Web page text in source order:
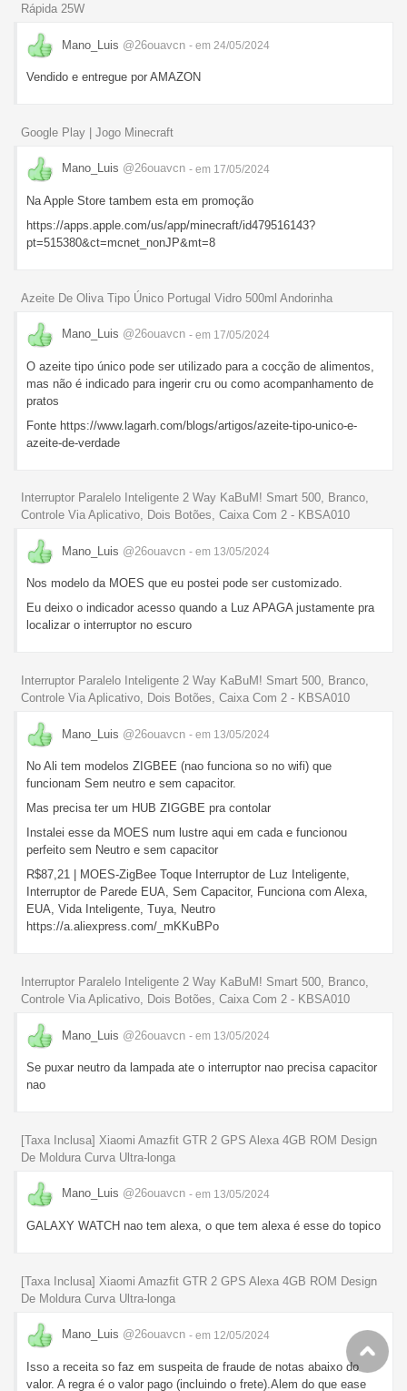
Rápida 25W
Mano_Luis @26ouavcn - em 24/05/2024
Vendido e entregue por AMAZON
Google Play | Jogo Minecraft
Mano_Luis @26ouavcn - em 17/05/2024
Na Apple Store tambem esta em promoção
https://apps.apple.com/us/app/minecraft/id479516143?
pt=515380&ct=mcnet_nonJP&mt=8
Azeite De Oliva Tipo Único Portugal Vidro 500ml Andorinha
Mano_Luis @26ouavcn - em 17/05/2024
O azeite tipo único pode ser utilizado para a cocção de alimentos,
mas não é indicado para ingerir cru ou como acompanhamento de
pratos
Fonte https://www.lagarh.com/blogs/artigos/azeite-tipo-unico-e-
azeite-de-verdade
Interruptor Paralelo Inteligente 2 Way KaBuM! Smart 500, Branco,
Controle Via Aplicativo, Dois Botões, Caixa Com 2 - KBSA010
Mano_Luis @26ouavcn - em 13/05/2024
Nos modelo da MOES que eu postei pode ser customizado.
Eu deixo o indicador acesso quando a Luz APAGA justamente pra
localizar o interruptor no escuro
Interruptor Paralelo Inteligente 2 Way KaBuM! Smart 500, Branco,
Controle Via Aplicativo, Dois Botões, Caixa Com 2 - KBSA010
Mano_Luis @26ouavcn - em 13/05/2024
No Ali tem modelos ZIGBEE (nao funciona so no wifi) que
funcionam Sem neutro e sem capacitor.
Mas precisa ter um HUB ZIGGBE pra contolar
Instalei esse da MOES num lustre aqui em cada e funcionou
perfeito sem Neutro e sem capacitor
R$87,21 | MOES-ZigBee Toque Interruptor de Luz Inteligente,
Interruptor de Parede EUA, Sem Capacitor, Funciona com Alexa,
EUA, Vida Inteligente, Tuya, Neutro
https://a.aliexpress.com/_mKKuBPo
Interruptor Paralelo Inteligente 2 Way KaBuM! Smart 500, Branco,
Controle Via Aplicativo, Dois Botões, Caixa Com 2 - KBSA010
Mano_Luis @26ouavcn - em 13/05/2024
Se puxar neutro da lampada ate o interruptor nao precisa capacitor
nao
[Taxa Inclusa] Xiaomi Amazfit GTR 2 GPS Alexa 4GB ROM Design
De Moldura Curva Ultra-longa
Mano_Luis @26ouavcn - em 13/05/2024
GALAXY WATCH nao tem alexa, o que tem alexa é esse do topico
[Taxa Inclusa] Xiaomi Amazfit GTR 2 GPS Alexa 4GB ROM Design
De Moldura Curva Ultra-longa
Mano_Luis @26ouavcn - em 12/05/2024
Isso a receita so faz em suspeita de fraude de notas abaixo do
valor. A regra é o valor pago (incluindo o frete).Alem do que ease